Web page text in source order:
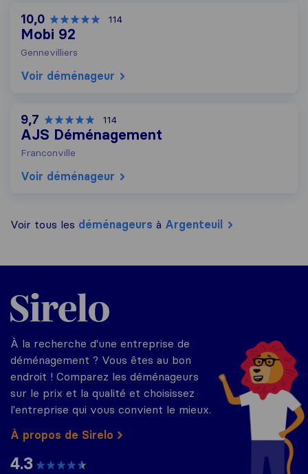
10,0 114
Mobi 92
Gennevilliers
Voir déménageur
9,7 114
AJS Déménagement
Franconville
Voir déménageur
Voir tous les déménageurs à Argenteuil
Sirelo.fr
À la recherche d'une entreprise de
déménagement ? Vous êtes au bon
endroit ! Comparez les déménageurs
sur le prix et la qualité et choisissez
l'entreprise qui vous convient le mieux.
À propos de Sirelo
4.3